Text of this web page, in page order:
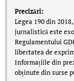
Precizări:
Legea 190 din
jurnalistică este
Regulamentului
libertatea de
Informațiile din
obținute din surse